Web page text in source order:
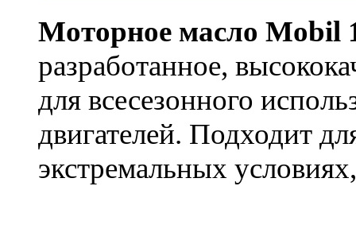
Моторное масло Mobil
разработанное,
для всесезонного
двигателей. Подходит
экстремальных